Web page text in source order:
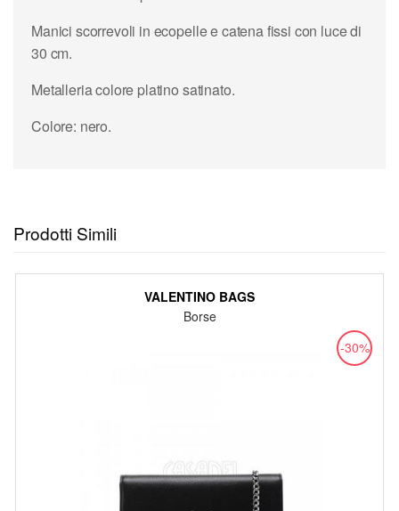
Manici scorrevoli in ecopelle e catena fissi con luce di
30 cm.
Metalleria colore platino satinato.
Colore: nero.
Prodotti Simili
VALENTINO BAGS
Borse
-30%